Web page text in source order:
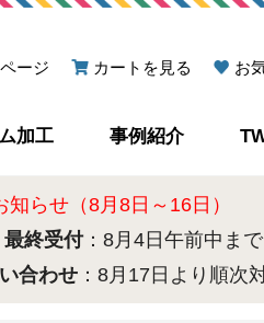
ージ
カートを見る お
加工 事例紹介
らせ（8月8日～16日）
終受付：8月4日午前中まで
合わせ ：8月17日より順次